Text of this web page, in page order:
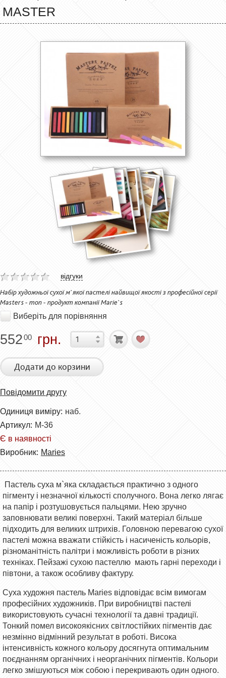
MASTER
відгуки
Набір художньої сухої м`якої пастелі найвищої якості з професійної серії
Masters - топ - продукт компанії Marie`s
Виберіть для порівняння
55200 грн.
Додати до корзини
Повідомити другу
Одиниця виміру: наб.
Артикул: M-36
Є в наявності
Виробник: Maries
Пастель суха м`яка складається практично з одного
пігменту і незначної кількості сполучного. Вона легко лягає
на папір і розтушовується пальцями. Нею зручно
заповнювати великі поверхні. Такий матеріал більше
підходить для великих штрихів. Головною перевагою сухої
пастелі можна вважати стійкість і насиченість кольорів,
різноманітність палітри і можливість роботи в різних
техніках. Пейзажі сухою пастеллю мають гарні переходи і
півтони, а також особливу фактуру.
Суха художня пастель Maries відповідає всім вимогам
професійних художників. При виробництві пастелі
використовують сучасні технології та давні традиції.
Тонкий помел високоякісних світлостійких пігментів дає
незмінно відмінний результат в роботі. Висока
інтенсивність кожного кольору досягнута оптимальним
поєднанням органічних і неорганічних пігментів. Кольори
легко змішуються між собою і перекривають один одного.